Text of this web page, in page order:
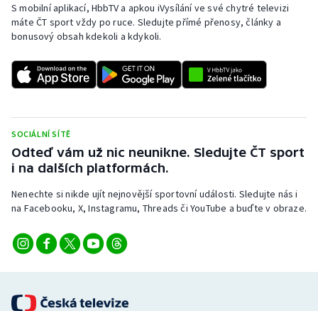
Dostihy
Futsal
Golf
Gymnastika
Házená
Judo
S mobilní aplikací, HbbTV a apkou iVysílání ve své chytré televizi
máte ČT sport vždy po ruce. Sledujte přímé přenosy, články a
bonusový obsah kdekoli a kdykoli.
SOCIÁLNÍ SÍTĚ
Odteď vám už nic neunikne. Sledujte ČT sport
i na dalších platformách.
Nenechte si nikde ujít nejnovější sportovní události. Sledujte nás i
na Facebooku, X, Instagramu, Threads či YouTube a buďte v obraze.